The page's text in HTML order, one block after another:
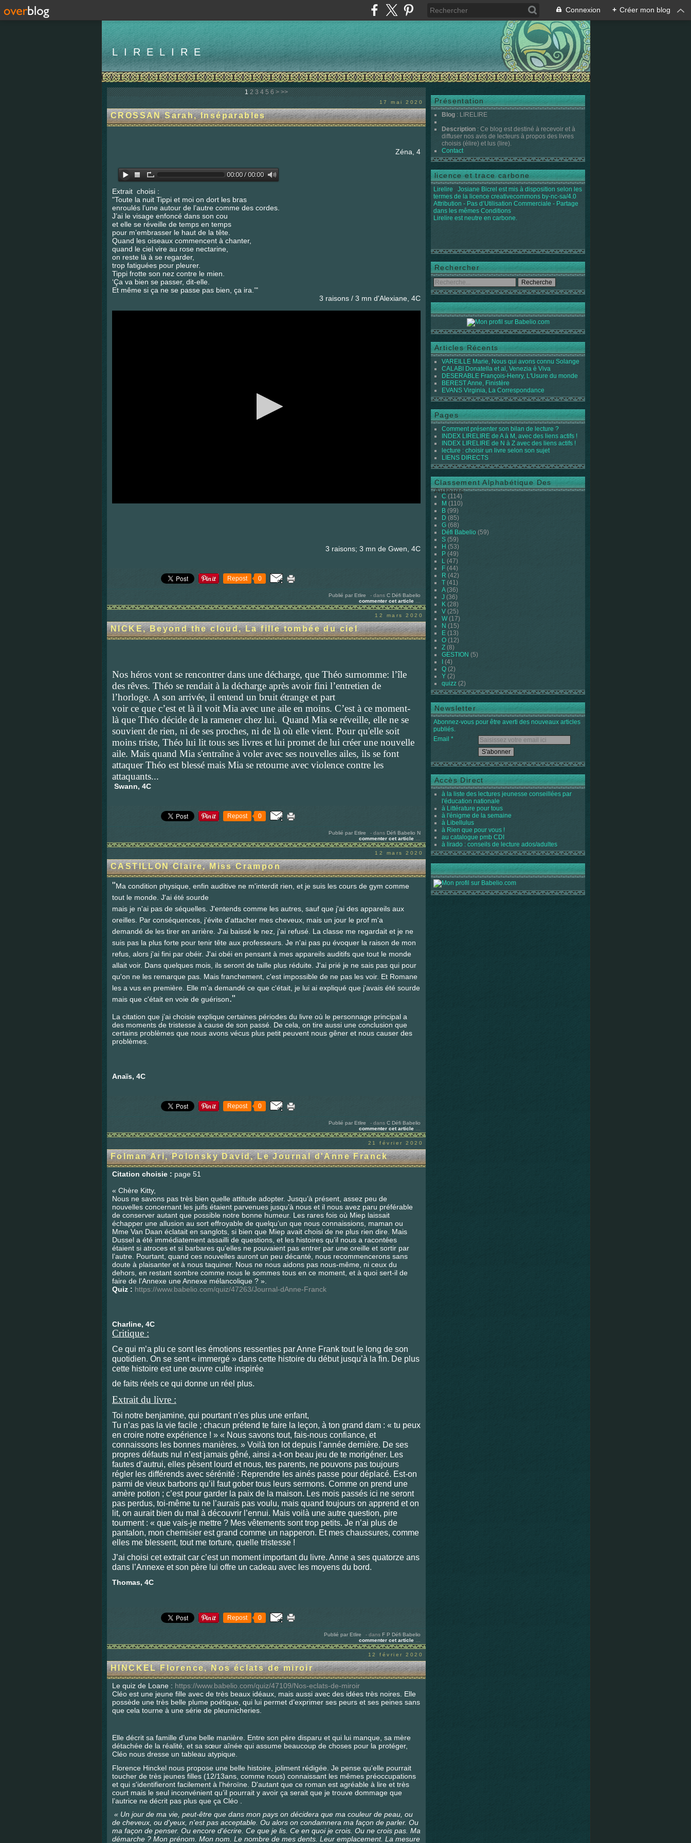
Connexion + Créer mon blog
LIRELIRE
1 2 3 4 5 6 > >>
17 mai 2020
CROSSAN Sarah, Inséparables
Zéna, 4
Extrait choisi :
"Toute la nuit Tippi et moi on dort les bras
enroulés l’une autour de l’autre comme des cordes.
J’ai le visage enfoncé dans son cou
et elle se réveille de temps en temps
pour m’embrasser le haut de la tête.
Quand les oiseaux commencent à chanter,
quand le ciel vire au rose nectarine,
on reste là à se regarder,
trop fatiguées pour pleurer.
Tippi frotte son nez contre le mien.
‘Ça va bien se passer, dit-elle.
Et même si ça ne se passe pas bien, ça ira.’"
3 raisons / 3 mn d'Alexiane, 4C
3 raisons; 3 mn de Gwen, 4C
Repost 0
Publié par Etlire - dans C Défi Babelio
commenter cet article
12 mars 2020
NICKE, Beyond the cloud, La fille tombée du ciel
Nos héros vont se rencontrer dans une décharge, que Théo surnomme: l’île
des rêves. Théo se rendait à la décharge après avoir fini l’entretien de
l’horloge. A son arrivée, il entend un bruit étrange et part
voir ce que c’est et là il voit Mia avec une aile en moins. C’est à ce moment-
là que Théo décide de la ramener chez lui. Quand Mia se réveille, elle ne se
souvient de rien, ni de ses proches, ni de là où elle vient. Pour qu'elle soit
moins triste, Théo lui lit tous ses livres et lui promet de lui créer une nouvelle
aile. Mais quand Mia s'entraîne à voler avec ses nouvelles ailes, ils se font
attaquer Théo est blessé mais Mia se retourne avec violence contre les
attaquants...
Swann, 4C
Repost 0
Publié par Etlire - dans Défi Babelio N
commenter cet article
12 mars 2020
CASTILLON Claire, Miss Crampon
"Ma condition physique, enfin auditive ne m'interdit rien, et je suis les cours de gym comme
tout le monde. J'ai été sourde
mais je n'ai pas de séquelles. J'entends comme les autres, sauf que j'ai des appareils aux
oreilles. Par conséquences, j'évite d'attacher mes cheveux, mais un jour le prof m'a
demandé de les tirer en arrière. J'ai baissé le nez, j'ai refusé. La classe me regardait et je ne
suis pas la plus forte pour tenir tête aux professeurs. Je n'ai pas pu évoquer la raison de mon
refus, alors j'ai fini par obéir. J'ai obéi en pensant à mes appareils auditifs que tout le monde
allait voir. Dans quelques mois, ils seront de taille plus réduite. J'ai prié je ne sais pas qui pour
qu'on ne les remarque pas. Mais franchement, c'est impossible de ne pas les voir. Et Romane
les a vus en première. Elle m'a demandé ce que c'était, je lui ai expliqué que j'avais été sourde
mais que c'était en voie de guérison."
La citation que j’ai choisie explique certaines périodes du livre où le personnage principal a
des moments de tristesse à cause de son passé. De cela, on tire aussi une conclusion que
certains problèmes que nous avons vécus plus petit peuvent nous gêner et nous causer des
problèmes.
Anaïs, 4C
Repost 0
Publié par Etlire - dans C Défi Babelio
commenter cet article
21 février 2020
Folman Ari, Polonsky David, Le Journal d'Anne Franck
Citation choisie : page 51
« Chère Kitty,
Nous ne savons pas très bien quelle attitude adopter. Jusqu’à présent, assez peu de
nouvelles concernant les juifs étaient parvenues jusqu’à nous et il nous avez paru préférable
de conserver autant que possible notre bonne humeur. Les rares fois où Miep laissait
échapper une allusion au sort effroyable de quelqu’un que nous connaissions, maman ou
Mme Van Daan éclatait en sanglots, si bien que Miep avait choisi de ne plus rien dire. Mais
Dussel a été immédiatement assailli de questions, et les histoires qu’il nous a racontées
étaient si atroces et si barbares qu’elles ne pouvaient pas entrer par une oreille et sortir par
l’autre. Pourtant, quand ces nouvelles auront un peu décanté, nous recommencerons sans
doute à plaisanter et à nous taquiner. Nous ne nous aidons pas nous-même, ni ceux du
dehors, en restant sombre comme nous le sommes tous en ce moment, et à quoi sert-il de
faire de l’Annexe une Annexe mélancolique ? ».
Quiz : https://www.babelio.com/quiz/47263/Journal-dAnne-Franck
Charline, 4C
Critique :
Ce qui m’a plu ce sont les émotions ressenties par Anne Frank tout le long de son
quotidien. On se sent « immergé » dans cette histoire du début jusqu’à la fin. De plus
cette histoire est une œuvre culte inspirée
de faits réels ce qui donne un réel plus.
Extrait du livre :
Toi notre benjamine, qui pourtant n’es plus une enfant,
Tu n’as pas la vie facile ; chacun prétend te faire la leçon, à ton grand dam : « tu peux
en croire notre expérience ! » « Nous savons tout, fais-nous confiance, et
connaissons les bonnes manières. » Voilà ton lot depuis l’année dernière. De ses
propres défauts nul n’est jamais gêné, ainsi a-t-on beau jeu de te morigéner. Les
fautes d’autrui, elles pèsent lourd et nous, tes parents, ne pouvons pas toujours
régler les différends avec sérénité : Reprendre les ainés passe pour déplacé. Est-on
parmi de vieux barbons qu’il faut gober tous leurs sermons. Comme on prend une
amère potion ; c’est pour garder la paix de la maison. Les mois passés ici ne seront
pas perdus, toi-même tu ne l’aurais pas voulu, mais quand toujours on apprend et on
lit, on aurait bien du mal à découvrir l’ennui. Mais voilà une autre question, pire
tourment : « que vais-je mettre ? Mes vêtements sont trop petits. Je n’ai plus de
pantalon, mon chemisier est grand comme un napperon. Et mes chaussures, comme
elles me blessent, tout me torture, quelle tristesse !
J’ai choisi cet extrait car c’est un moment important du livre. Anne a ses quatorze ans
dans l’Annexe et son père lui offre un cadeau avec les moyens du bord.
Thomas, 4C
Repost 0
Publié par Etlire - dans F P Défi Babelio
commenter cet article
12 février 2020
HINCKEL Florence, Nos éclats de miroir
Le quiz de Loane : https://www.babelio.com/quiz/47109/Nos-eclats-de-miroir
Cléo est une jeune fille avec de très beaux idéaux, mais aussi avec des idées très noires. Elle
possède une très belle plume poétique, qui lui permet d’exprimer ses peurs et ses peines sans
que cela tourne à une série de pleurnicheries.
Elle décrit sa famille d’une belle manière. Entre son père disparu et qui lui manque, sa mère
détachée de la réalité, et sa sœur aînée qui assume beaucoup de choses pour la protéger,
Cléo nous dresse un tableau atypique.
Florence Hinckel nous propose une belle histoire, joliment rédigée. Je pense qu'elle pourrait
toucher de très jeunes filles (12/13ans, comme nous) connaissant les mêmes préoccupations
et qui s'identifieront facilement à l'héroïne. D'autant que ce roman est agréable à lire et très
court mais le seul inconvénient qu’il pourrait y avoir ça serait que je trouve dommage que
l’autrice ne décrit pas plus que ça Cléo .
« Un jour de ma vie, peut-être que dans mon pays on décidera que ma couleur de peau, ou
de cheveux, ou d'yeux, n'est pas acceptable. Ou alors on condamnera ma façon de parler. Ou
ma façon de penser. Ou encore d'écrire. Ce que je lis. Ce en quoi je crois. Ou ne crois pas. Ma
démarche ? Mon prénom. Mon nom. Le nombre de mes dents. Leur emplacement. La mesure
Présentation
Blog : LIRELIRE
Description : Ce blog est destiné à recevoir et à
diffuser nos avis de lecteurs à propos des livres
choisis (élire) et lus (lire).
Contact
licence et trace carbone
Lirelire Josiane Bicrel est mis à disposition selon les
termes de la licence creativecommons by-nc-sa/4.0
Attribution - Pas d’Utilisation Commerciale - Partage
dans les mêmes Conditions
Lirelire est neutre en carbone.
Rechercher
Articles Récents
VAREILLE Marie, Nous qui avons connu Solange
CALABI Donatella et al, Venezia è Viva
DESERABLE François-Henry, L'Usure du monde
BEREST Anne, Finistère
EVANS Virginia, La Correspondance
Pages
Comment présenter son bilan de lecture ?
INDEX LIRELIRE de A à M, avec des liens actifs !
INDEX LIRELIRE de N à Z avec des liens actifs !
lecture : choisir un livre selon son sujet
LIENS DIRECTS
Classement Alphabétique Des
Auteurs
C (114)
M (110)
B (99)
D (85)
G (68)
Défi Babelio (59)
S (59)
H (53)
P (49)
L (47)
F (44)
R (42)
T (41)
A(36)
J (36)
K (28)
V (25)
W(17)
N (15)
E (13)
O (12)
Z (8)
GESTION (5)
(4)
Q (2)
Y (2)
quizz (2)
Newsletter
Abonnez-vous pour être averti des nouveaux articles
publiés.
Email
Accès Direct
à la liste des lectures jeunesse conseillées par
l'éducation nationale
à Littérature pour tous
à l'énigme de la semaine
à Libellulus
à Rien que pour vous !
au catalogue pmb CDI
à lirado : conseils de lecture ados/adultes